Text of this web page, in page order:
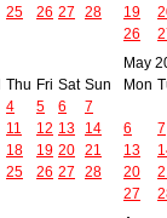
25 26 27
28
19
26
Thu Fri Sat Sun
4 5 6
7
11 12 13
14
18 19 20 21
25 26 27
28
May
Mon
6
7
13
20
27